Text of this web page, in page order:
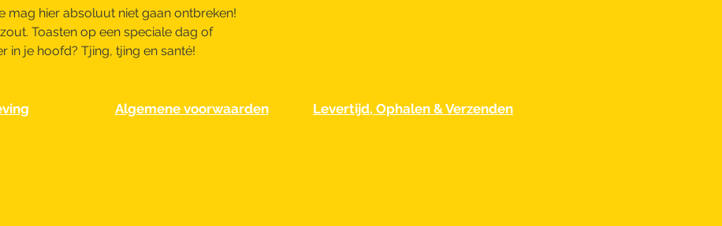
mag hier absoluut niet gaan ontbreken!
Toasten op een speciale dag of
in je hoofd? Tjing, tjing en santé!
Algemene voorwaarden Levertijd, Ophalen & Verzenden